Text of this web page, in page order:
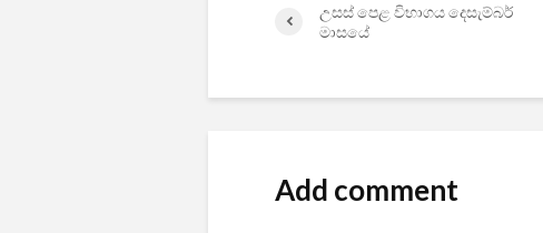
උසස් පෙළ විභාගය දෙසැම්බර්
මාසයේ
Add comment